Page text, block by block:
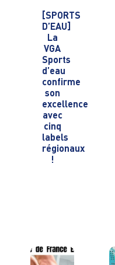
[SPORTS
D’EAU]
La
VGA
Sports
d’eau
confirme
son
excellence
avec
cinq
labels
régionaux
!